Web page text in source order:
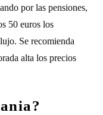
por las pensiones,
50 euros los
Se recomienda
alta los precios